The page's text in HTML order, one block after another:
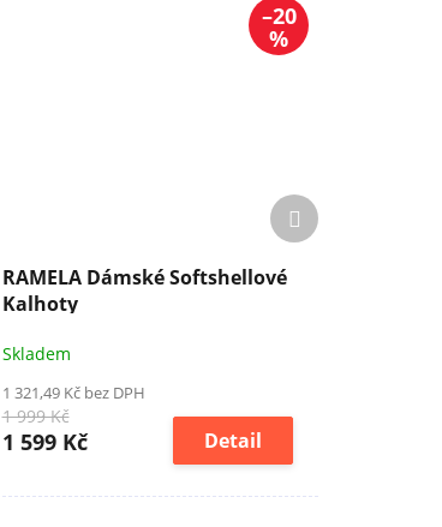
–20
%
RAMELA Dámské Softshellové
Kalhoty
Skladem
1 321,49 Kč bez DPH
1 999 Kč
1 599 Kč Detail
Další
produkt